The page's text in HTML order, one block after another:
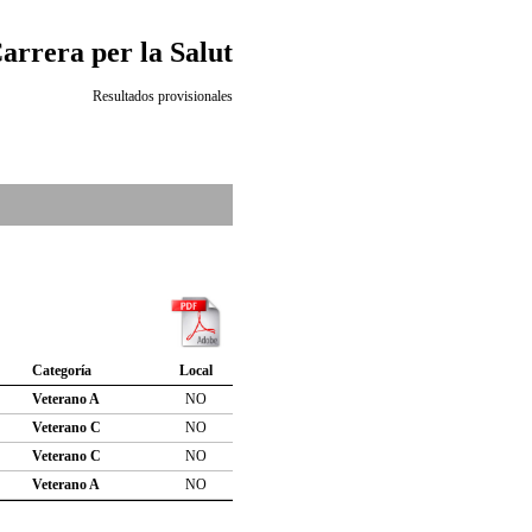
per la Salut
Resultados provisionales
Categoría
Local
Veterano A
NO
Veterano C
NO
Veterano C
NO
Veterano A
NO